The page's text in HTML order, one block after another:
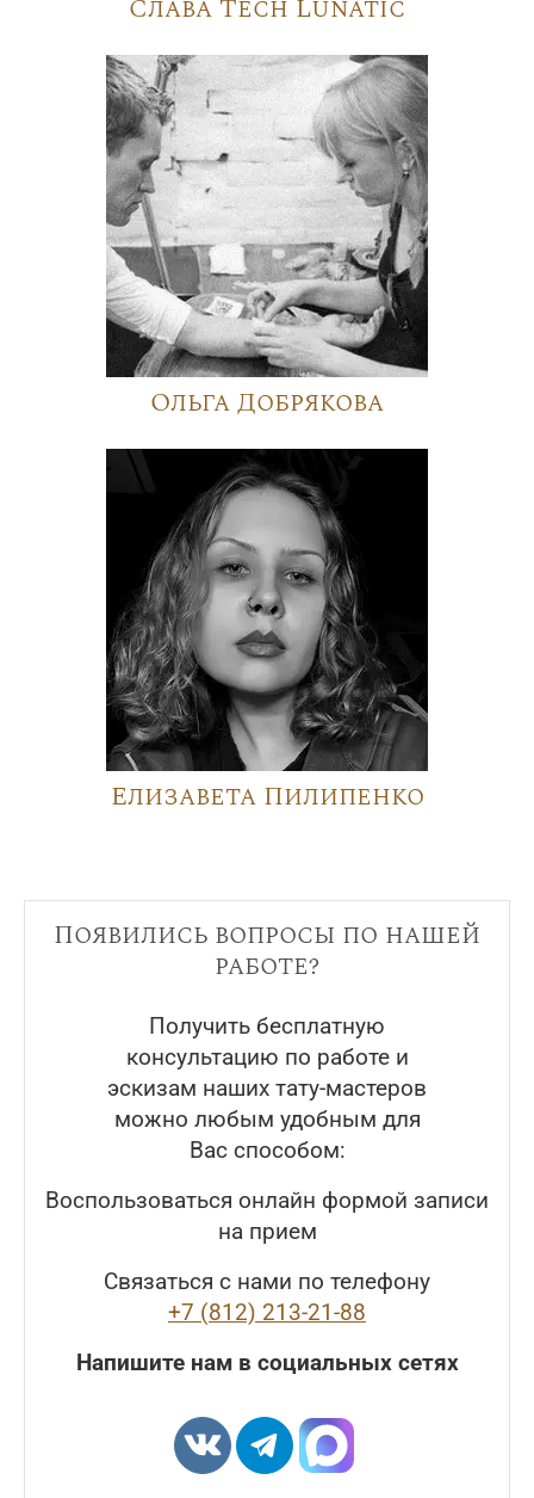
Слава Tech Lunatic
Ольга Добрякова
Елизавета Пилипенко
Появились вопросы по нашей
работе?
Получить бесплатную
консультацию по работе и
эскизам наших тату-мастеров
можно любым удобным для
Вас способом:
Воспользоваться онлайн формой записи
на прием
Связаться с нами по телефону
+7 (812) 213-21-88
Напишите нам в социальных сетях